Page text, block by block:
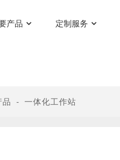
产品 定制服务
一体化工作站